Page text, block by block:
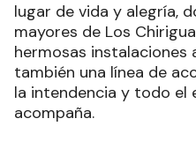
lugar de vida y alegría,
mayores de Los
hermosas instalaciones
también una línea de
la intendencia y todo el
acompaña.